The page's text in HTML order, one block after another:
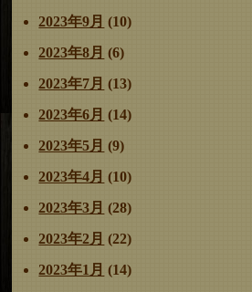
2023年9月 (10)
2023年8月 (6)
2023年7月 (13)
2023年6月 (14)
2023年5月 (9)
2023年4月 (10)
2023年3月 (28)
2023年2月 (22)
2023年1月 (14)